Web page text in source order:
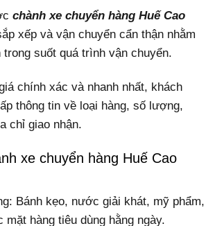
chành xe chuyển hàng Huế Cao
xếp và vận chuyển cẩn thận nhằm
trong suốt quá trình vận chuyển.
chính xác và nhanh nhất, khách
thông tin về loại hàng, số lượng,
chỉ giao nhận.
xe chuyển hàng Huế Cao
Bánh kẹo, nước giải khát, mỹ phẩm,
mặt hàng tiêu dùng hằng ngày.